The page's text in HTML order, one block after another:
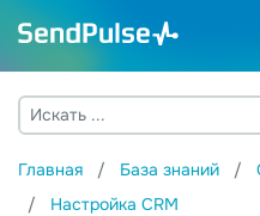
Главная База знаний
Настройка CRM